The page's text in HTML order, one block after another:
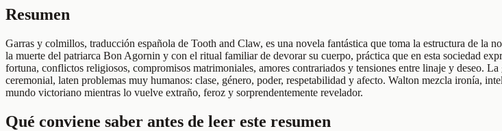
Resumen
Garras y colmillos, traducción española de Tooth and Claw, es una novela fantástica que toma la estructura de la
la muerte del patriarca Bon Agornin y con el ritual familiar de devorar su cuerpo, práctica que en esta sociedad
fortuna, conflictos religiosos, compromisos matrimoniales, amores contrariados y tensiones entre linaje y deseo.
ceremonial, laten problemas muy humanos: clase, género, poder, respetabilidad y afecto. Walton mezcla ironía,
mundo victoriano mientras lo vuelve extraño, feroz y sorprendentemente revelador.
Qué conviene saber antes de leer este resumen